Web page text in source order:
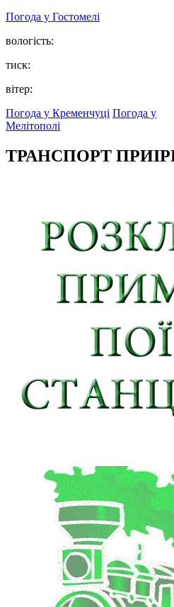
Погода у Гостомелі
вологість:
тиск:
вітер:
Погода у Кременчуці Погода у
Мелітополі
ТРАНСПОРТ